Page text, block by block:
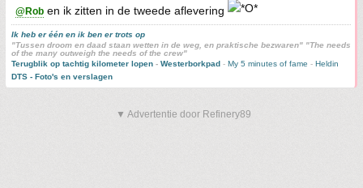
@Rob en ik zitten in de tweede aflevering
Ik heb er één en ik ben er trots op
"Tussen droom en daad staan wetten in de weg, en praktische bezwaren" "The needs
of the many outweigh the needs of the crew"
Terugblik op tachtig kilometer lopen - Westerborkpad - My 5 minutes of fame - Heldin
DTS - Foto's en verslagen
▼ Advertentie door Refinery89